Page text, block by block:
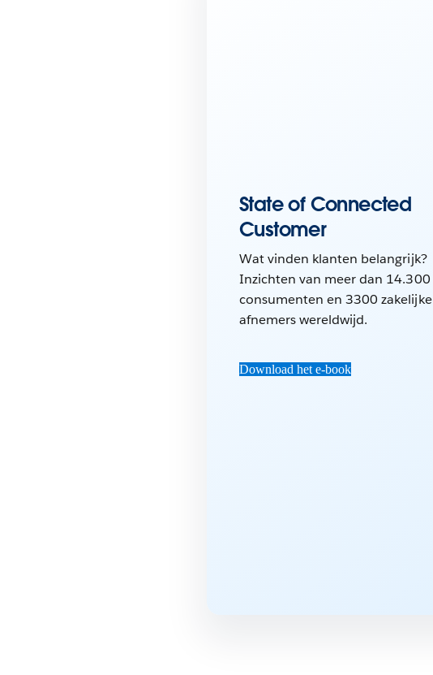
State of Connected
Customer
Wat vinden klanten belangrijk?
Inzichten van meer dan 14.300
consumenten en 3300 zakelijke
afnemers wereldwijd.
Download het e-book